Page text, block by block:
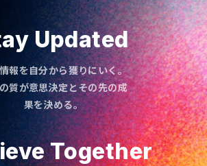
Updated
報を自分から獲りにいく。
質が意思決定とその先の成
果を決める。
Together